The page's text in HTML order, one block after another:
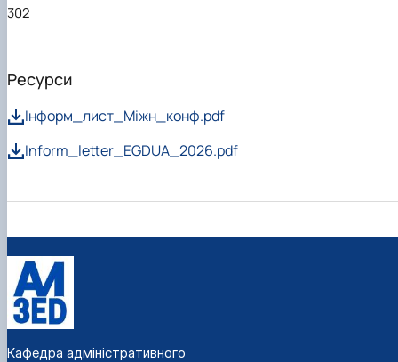
302
Ресурси
Інформ_лист_Міжн_конф.pdf
Inform_letter_EGDUA_2026.pdf
Кафедра адміністративного